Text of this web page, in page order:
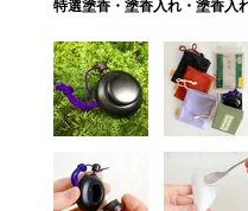
特選塗香・塗香入れ・塗香入